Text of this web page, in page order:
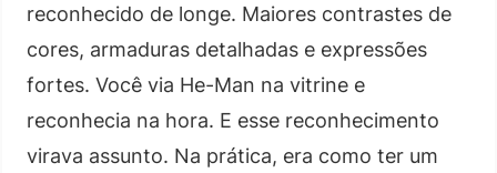
reconhecido de longe. Maiores contrastes de
cores, armaduras detalhadas e expressões
fortes. Você via He-Man na vitrine e
reconhecia na hora. E esse reconhecimento
virava assunto. Na prática, era como ter um